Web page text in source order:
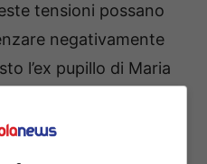
tensioni possano
negativamente
l’ex pupillo di Maria